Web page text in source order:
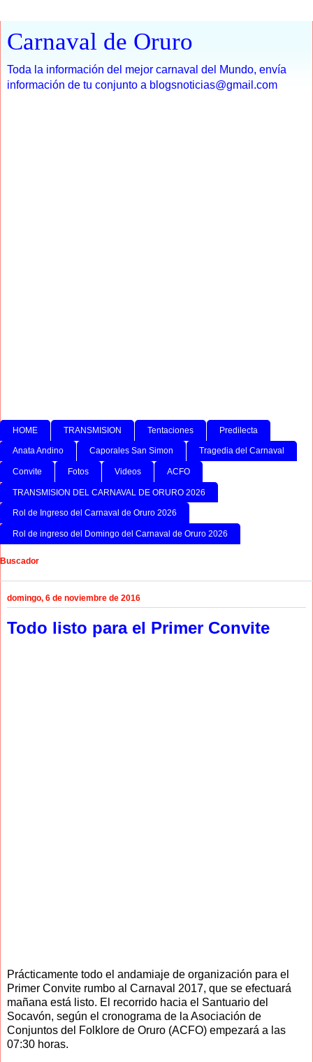
Carnaval de Oruro
Toda la información del mejor carnaval del Mundo, envía
información de tu conjunto a blogsnoticias@gmail.com
HOME TRANSMISION Tentaciones Predilecta
Anata Andino Caporales San Simon Tragedia del Carnaval
Convite Fotos Videos ACFO
TRANSMISION DEL CARNAVAL DE ORURO 2026
Rol de Ingreso del Carnaval de Oruro 2026
Rol de ingreso del Domingo del Carnaval de Oruro 2026
Buscador
domingo, 6 de noviembre de 2016
Todo listo para el Primer Convite
Prácticamente todo el andamiaje de organización para el
Primer Convite rumbo al Carnaval 2017, que se efectuará
mañana está listo. El recorrido hacia el Santuario del
Socavón, según el cronograma de la Asociación de
Conjuntos del Folklore de Oruro (ACFO) empezará a las
07:30 horas.